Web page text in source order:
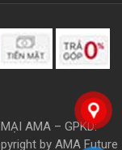
AMA – GPKD:
by AMA Future